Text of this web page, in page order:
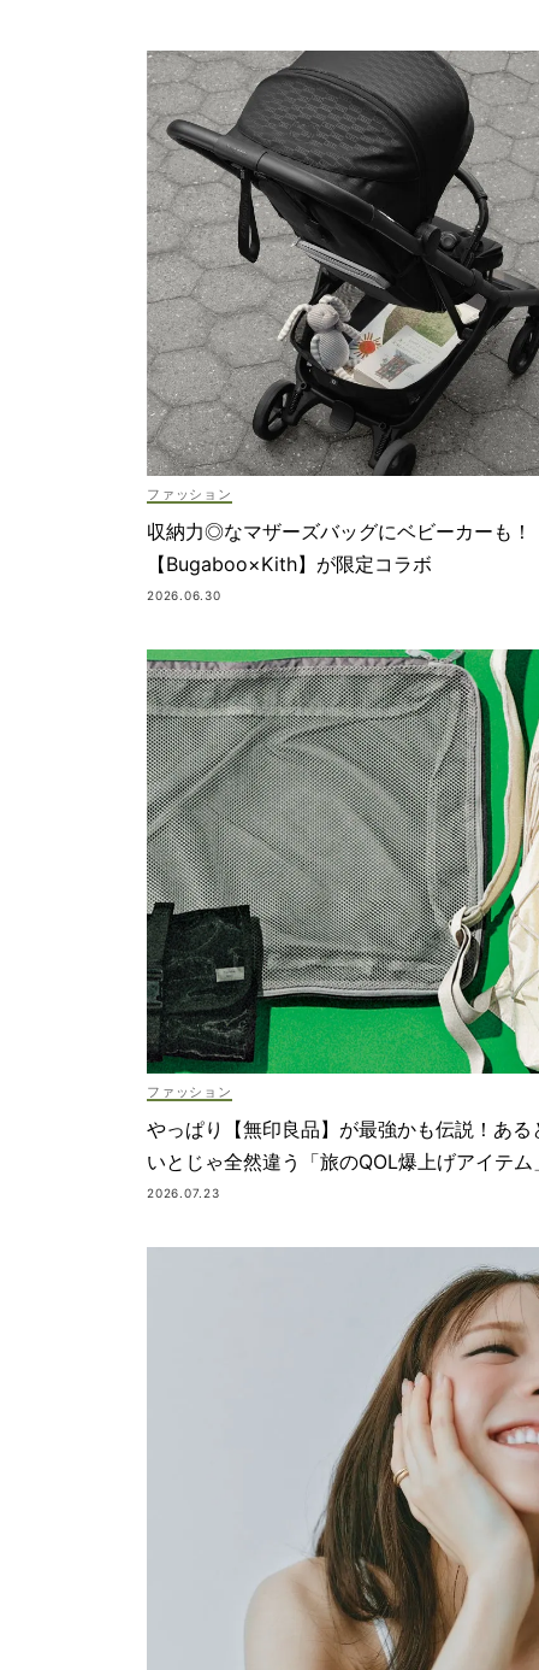
ファッション
収納力◎なマザーズバッグにベビーカーも！
【Bugaboo×Kith】が限定コラボ
2026.06.30
ファッション
やっぱり【無印良品】が最強かも伝説！ある
いとじゃ全然違う「旅のQOL爆上げアイテム
2026.07.23